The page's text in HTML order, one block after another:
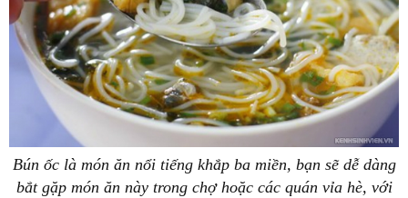
Bún ốc là món ăn nổi tiếng khắp ba miền, bạn sẽ dễ dàng
bắt gặp món ăn này trong chợ hoặc các quán vỉa hè, với